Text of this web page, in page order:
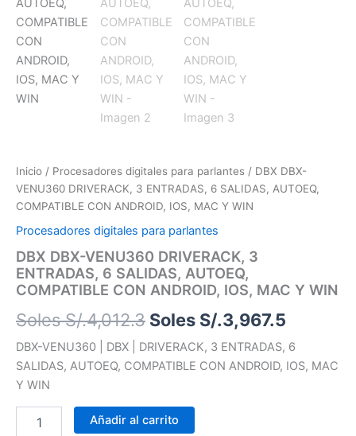
Inicio / Procesadores digitales para parlantes / DBX DBX-
VENU360 DRIVERACK, 3 ENTRADAS, 6 SALIDAS, AUTOEQ,
COMPATIBLE CON ANDROID, IOS, MAC Y WIN
Procesadores digitales para parlantes
DBX DBX-VENU360 DRIVERACK, 3
ENTRADAS, 6 SALIDAS, AUTOEQ,
COMPATIBLE CON ANDROID, IOS, MAC Y WIN
Soles S/.4,012.3 Soles S/.3,967.5
DBX-VENU360 | DBX | DRIVERACK, 3 ENTRADAS, 6
SALIDAS, AUTOEQ, COMPATIBLE CON ANDROID, IOS, MAC
Y WIN
IOS,
MAC
Y
WIN
Añadir al carrito